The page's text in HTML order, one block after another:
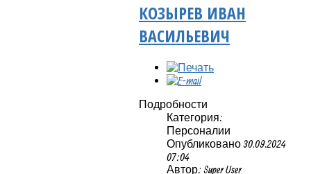
КОЗЫРЕВ ИВАН
ВАСИЛЬЕВИЧ
Подробности
Категория:
Персоналии
Опубликовано 30.09.2024
07:04
Автор: Super User